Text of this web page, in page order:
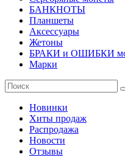
БАНКНОТЫ
Планшеты
Аксессуары
Жетоны
БРАКИ и ОШИБКИ
Марки
Новинки
Хиты продаж
Распродажа
Новости
Отзывы